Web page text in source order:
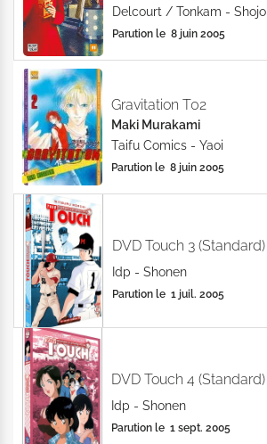
Delcourt / Tonkam - Shojo
Parution le 8 juin 2005
Gravitation T02
Maki Murakami
Taifu Comics - Yaoi
Parution le 8 juin 2005
DVD Touch 3 (Standard)
Idp - Shonen
Parution le 1 juil. 2005
DVD Touch 4 (Standard)
Idp - Shonen
Parution le 1 sept. 2005